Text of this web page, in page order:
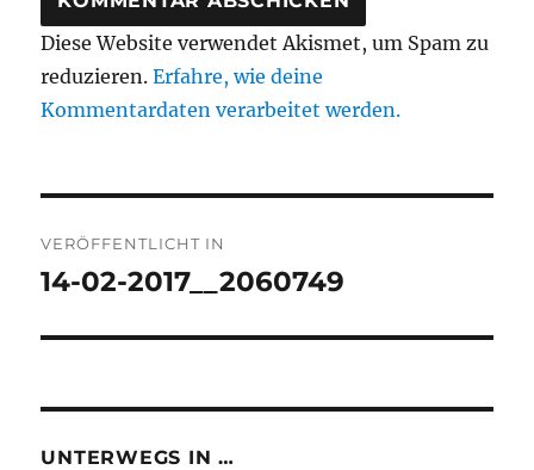
Diese Website verwendet Akismet, um Spam zu
reduzieren.Erfahre, wie deine
Kommentardaten verarbeitet werden.
VERÖFFENTLICHT IN
14-02-2017__2060749
UNTERWEGS IN …